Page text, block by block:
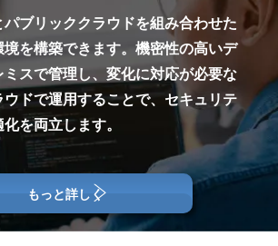
Azure Files を活用したクラウドベー
サーバーです。 クラウド化すること
であると感じていましたが、Azure
を活用することで専門的な知識な
えるという印象を受けました。 デ
にもオートスケールで対応し、リモ
も対応した結果、運用管理の負担が劇
、業務継続性も大幅に向上しました。
ja-jp/customers/story/15963
okinawa-churashima-foundation-other-a
処理時間と人的コストの削減、厳
アンス対応
声
ことで、貸付承認の準備や決済な
ブリッククラウドを組み合わせた
を構築できます。 機密性の高いデ
スで管理し、変化に対応が必要な
ドで運用することで、 セキュリテ
を両立します。
：施工情報管理システムの構
もっと詳しく